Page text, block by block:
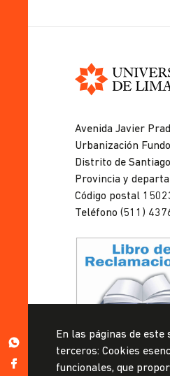
Avenida Javier
Urbanización
Distrito de
Provincia y
Código postal
Teléfono (511)
Mesa de partes
© Universidad de
En las páginas de
terceros: Cookies
funcionales, que
https://wa.me/51999967160
https://www.facebook.com/